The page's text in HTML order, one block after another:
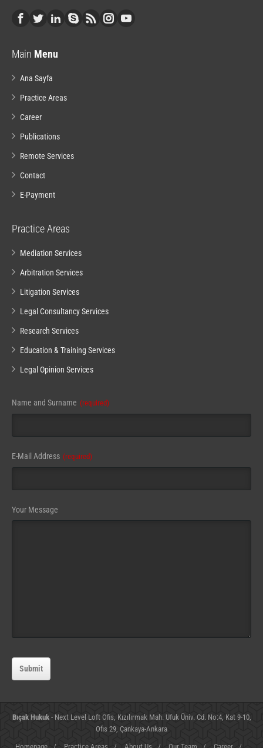
Main Menu
Ana Sayfa
Practice Areas
Career
Publications
Remote Services
Contact
E-Payment
Practice Areas
Mediation Services
Arbitration Services
Litigation Services
Legal Consultancy Services
Research Services
Education & Training Services
Legal Opinion Services
Name and Surname (required)
Email
Address (required)
E-Mail Address (required)
Your Message
Submit
Bıçak Hukuk- Next Level Loft Ofis, Kızılırmak Mah. Ufuk Üniv. Cd. No:4, Kat 9-10,
Ofis 29, Çankaya-Ankara